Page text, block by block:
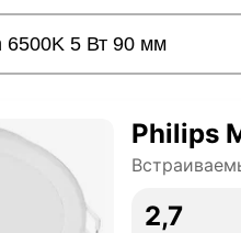
Philips
2,7